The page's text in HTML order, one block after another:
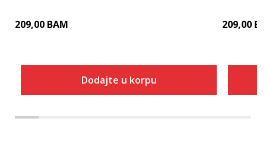
209,00 BAM
Dodajte u korpu
209,00